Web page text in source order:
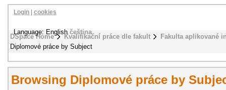
DSpace Home Kvalifikační práce dle fakult
Fakulta aplikované
Diplomové práce by Subject
Login cookies
Language: Englishčeština
Browsing Diplomové práce by